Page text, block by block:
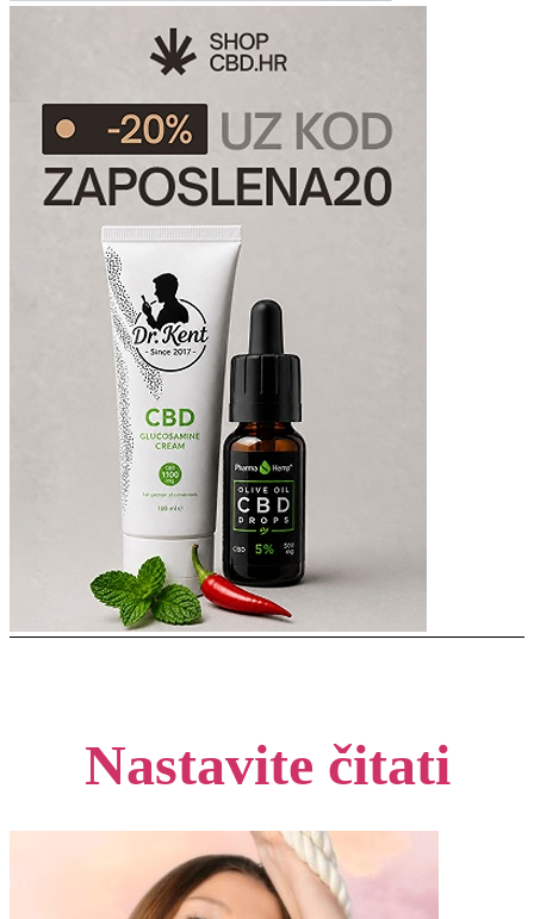
Nastavite čitati